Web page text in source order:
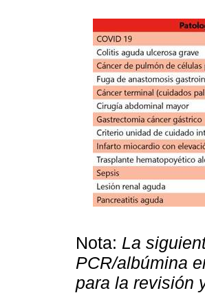
Nota: La
PCR/albúmina
para la revisión